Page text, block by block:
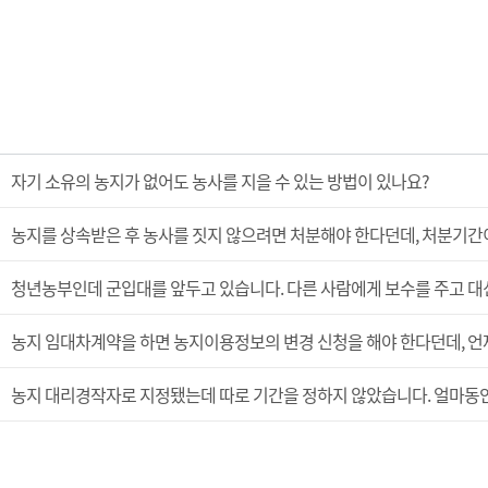
자기 소유의 농지가 없어도 농사를 지을 수 있는 방법이 있나요?
농지를 상속받은 후 농사를 짓지 않으려면 처분해야 한다던데, 처분기
청년농부인데 군입대를 앞두고 있습니다. 다른 사람에게 보수를 주고
농지 임대차계약을 하면 농지이용정보의 변경 신청을 해야 한다던데,
농지 대리경작자로 지정됐는데 따로 기간을 정하지 않았습니다. 얼마동